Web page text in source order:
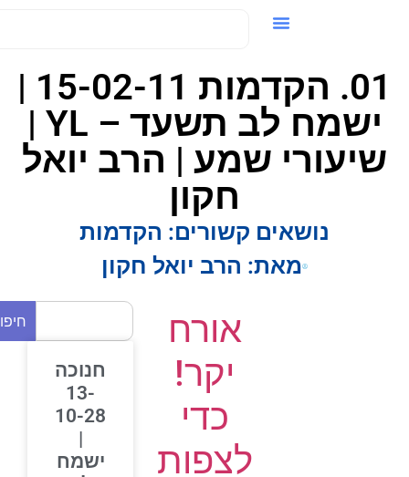
01. הקדמות 15-02-11 |
ישמח לב תשעד – YL |
שיעורי שמע | הרב יואל
חקון
נושאים קשורים: הקדמות
מאת:הרב יואל חקון
אורח
יקר!
כדי
לצפות
חיפוש
חנוכה
13-
10-28
ישמח